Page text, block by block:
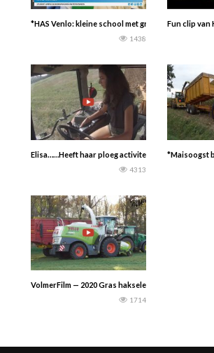
*HAS Venlo: kleine school met grote ambitie……
1438
Fun clip
Elisa……Heeft haar ploeg activiteiten vastgelegd……..
4313
*Maisoogst
VolmerFilm — 2020 Gras hakselen in november –
1714